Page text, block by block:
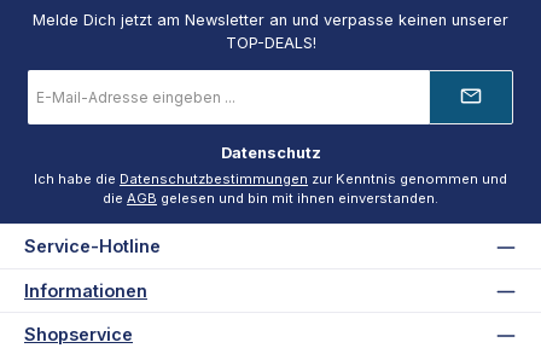
Melde Dich jetzt am Newsletter an und verpasse keinen unserer
TOP-DEALS!
Mail-
Adresse
Datenschutz
Ich habe die Datenschutzbestimmungen zur Kenntnis genommen und
die AGB gelesen und bin mit ihnen einverstanden.
Service-Hotline
Informationen
Shopservice